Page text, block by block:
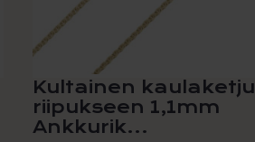
Kultainen kaulaketju
riipukseen 1,1mm
Ankkurik...
tuotteen
sivulla.